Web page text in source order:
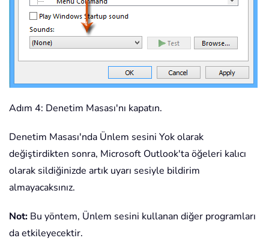
Adım 4: Denetim Masası'nı kapatın.
Denetim Masası'nda Ünlem sesini Yok olarak
değiştirdikten sonra, Microsoft Outlook'ta öğeleri kalıcı
olarak sildiğinizde artık uyarı sesiyle bildirim
almayacaksınız.
Not: Bu yöntem, Ünlem sesini kullanan diğer programları
da etkileyecektir.